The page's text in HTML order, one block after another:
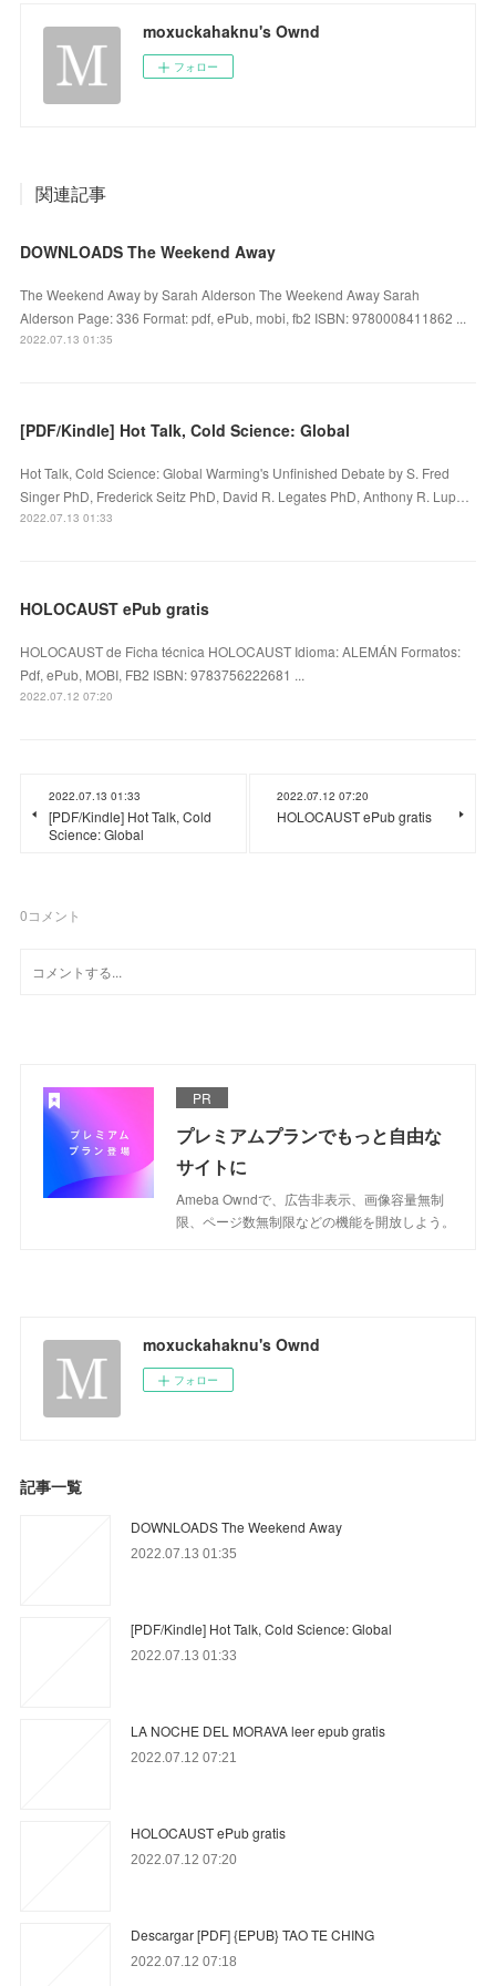
moxuckahaknu's Ownd
フォロー
関連記事
DOWNLOADS The Weekend Away
The Weekend Away by Sarah Alderson The Weekend Away Sarah
Alderson Page: 336 Format: pdf, ePub, mobi, fb2 ISBN: 9780008411862 ...
2022.07.13 01:35
[PDF/Kindle] Hot Talk, Cold Science: Global
Hot Talk, Cold Science: Global Warming's Unfinished Debate by S. Fred
Singer PhD, Frederick Seitz PhD, David R. Legates PhD, Anthony R. Lup…
2022.07.13 01:33
HOLOCAUST ePub gratis
HOLOCAUST de Ficha técnica HOLOCAUST Idioma: ALEMÁN Formatos:
Pdf, ePub, MOBI, FB2 ISBN: 9783756222681 ...
2022.07.12 07:20
2022.07.13 01:33
[PDF/Kindle] Hot Talk, Cold
Science: Global
2022.07.12 07:20
HOLOCAUST ePub gratis
0コメント
PR
プレミアムプランでもっと自由な
サイトに
Ameba Owndで、広告非表示、画像容量無制
限、ページ数無制限などの機能を開放しよう。
moxuckahaknu's Ownd
フォロー
記事一覧
DOWNLOADS The Weekend Away
2022.07.13 01:35
[PDF/Kindle] Hot Talk, Cold Science: Global
2022.07.13 01:33
LA NOCHE DEL MORAVA leer epub gratis
2022.07.12 07:21
HOLOCAUST ePub gratis
2022.07.12 07:20
Descargar [PDF] {EPUB} TAO TE CHING
2022.07.12 07:18